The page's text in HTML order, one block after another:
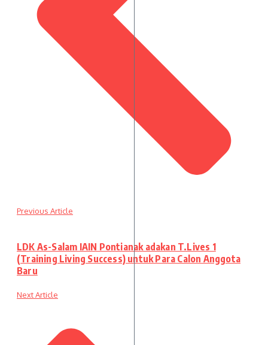
Previous Article
LDK As-Salam IAIN Pontianak adakan T.Lives 1
(Training Living Success) untuk Para Calon Anggota
Baru
Next Article